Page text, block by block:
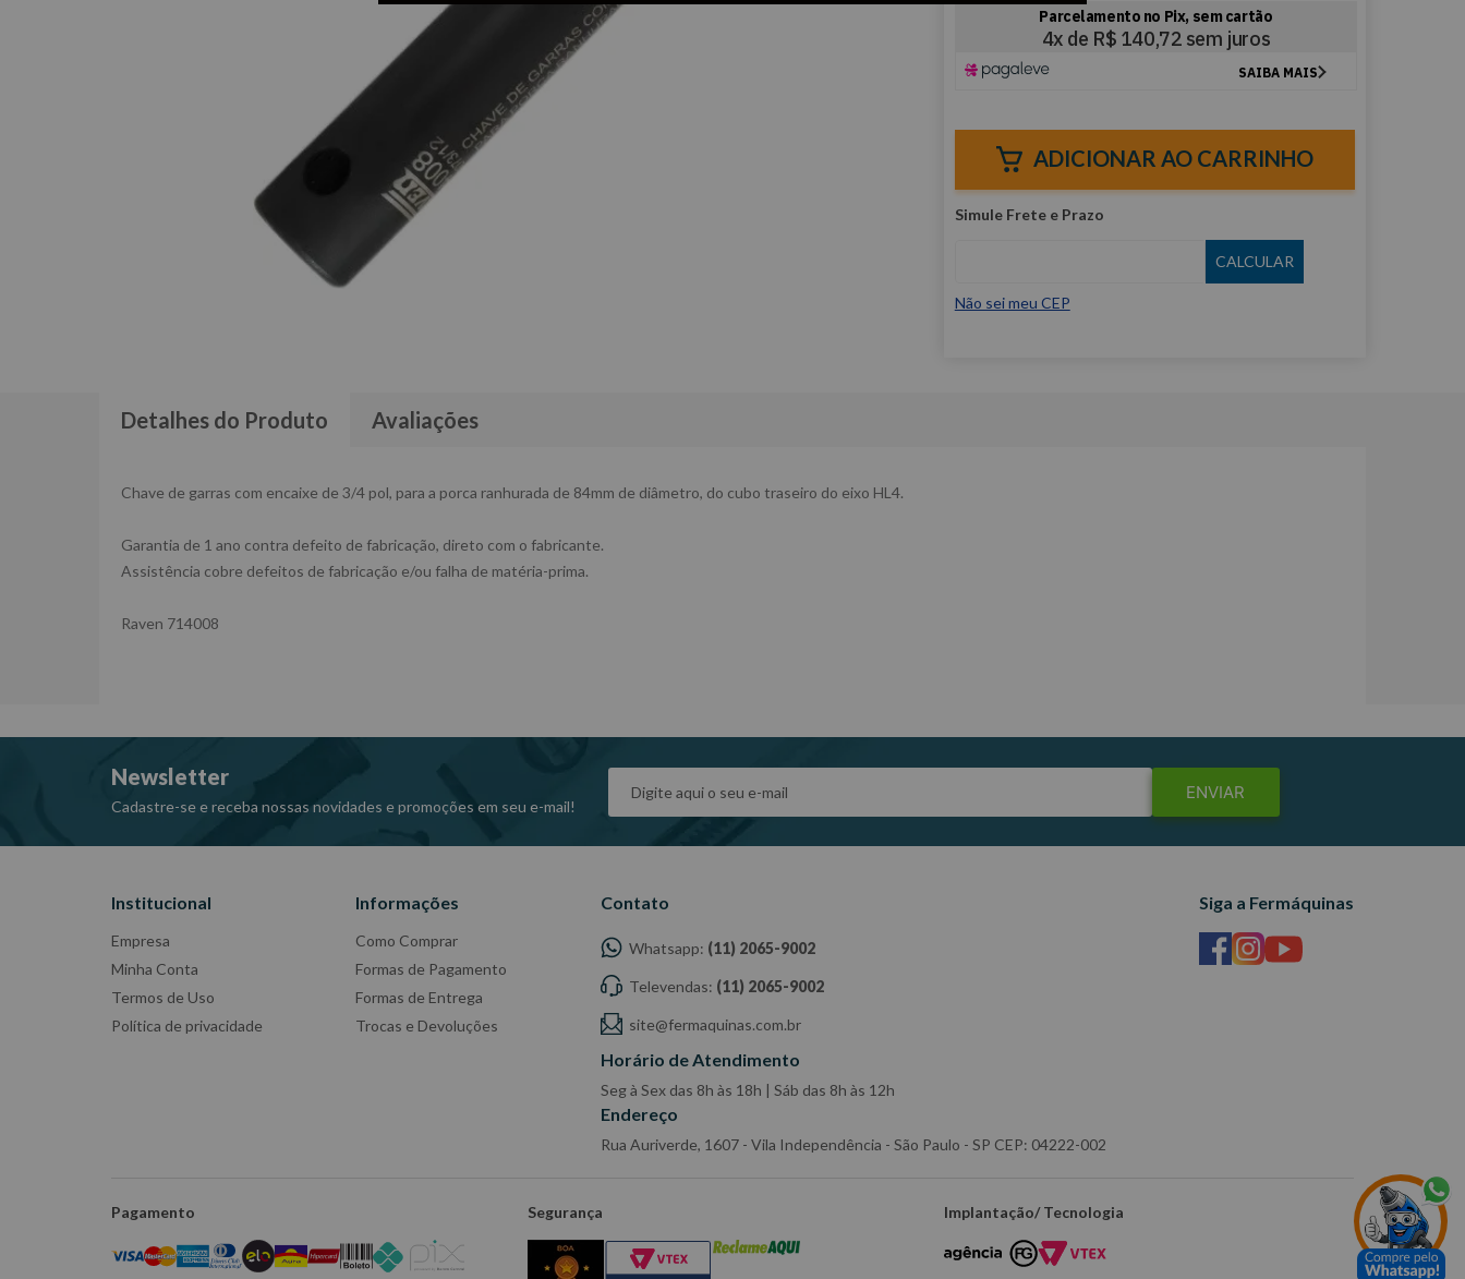
ADICIONAR AO CARRINHO
Não sei meu CEP
Detalhes do Produto Avaliações
Chave de garras com encaixe de 3/4 pol, para a porca ranhurada de 84mm de diâmetro, do cubo traseiro do eixo HL4.
Garantia de 1 ano contra defeito de fabricação, direto com o fabricante.
Assistência cobre defeitos de fabricação e/ou falha de matéria-prima.
Raven 714008
Newsletter
Cadastre-se e receba nossas novidades e promoções em seu e-mail!
ENVIAR
Institucional
Empresa
Minha Conta
Termos de Uso
Política de privacidade
Informações
Como Comprar
Formas de Pagamento
Formas de Entrega
Trocas e Devoluções
Contato
Whatsapp: (11) 2065-9002
Televendas: (11) 2065-9002
site@fermaquinas.com.br
Horário de Atendimento
Seg à Sex das 8h às 18h | Sáb das 8h às 12h
Endereço
Rua Auriverde, 1607 - Vila Independência - São Paulo - SP CEP: 04222-002
Siga a Fermáquinas
Pagamento Segurança Implantação/ Tecnologia